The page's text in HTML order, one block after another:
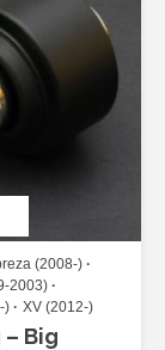
(2008-)
2003)
) XV (2012-)
Big